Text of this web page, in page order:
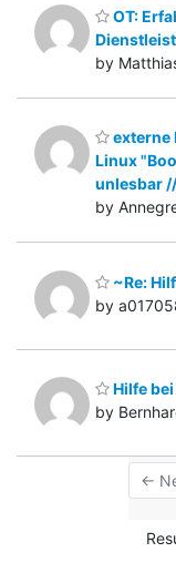
OT:
by
externe
Linux
unlesbar
by
~Re:
by
Hilfe
by
←